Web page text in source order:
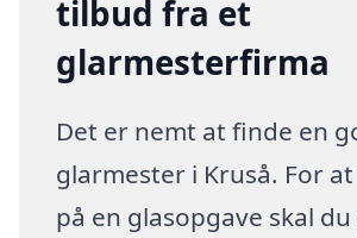
tilbud fra et
glarmesterfirma
Det er nemt at finde en
glarmester i Kruså. For
på en glasopgave skal